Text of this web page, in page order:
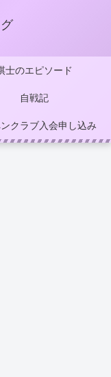
士のエピソード
自戦記
クラブ入会申し込み